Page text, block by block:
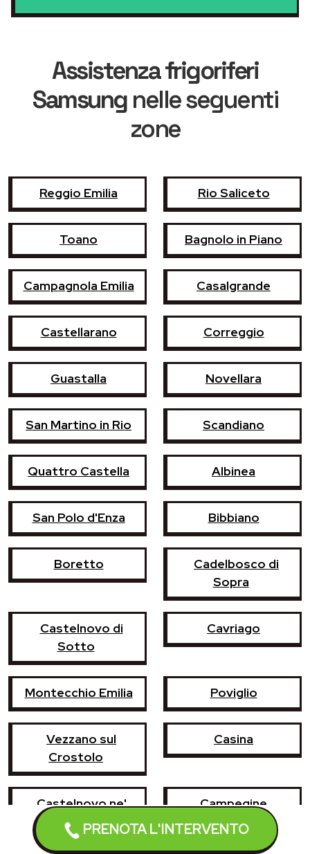
PRENOTA L'INTERVENTO
Assistenza frigoriferi
Samsungnelle seguenti
zone
Reggio Emilia Rio Saliceto
Toano Bagnolo in Piano
Campagnola Emilia Casalgrande
Castellarano Correggio
Guastalla Novellara
San Martino in Rio Scandiano
Quattro Castella Albinea
San Polo d'Enza Bibbiano
Boretto
Cadelbosco di
Sopra
Castelnovo di
Sotto
Cavriago
Montecchio Emilia Poviglio
Vezzano sul
Crostolo
Casina
Castelnovo ne'
Monti
Campegine